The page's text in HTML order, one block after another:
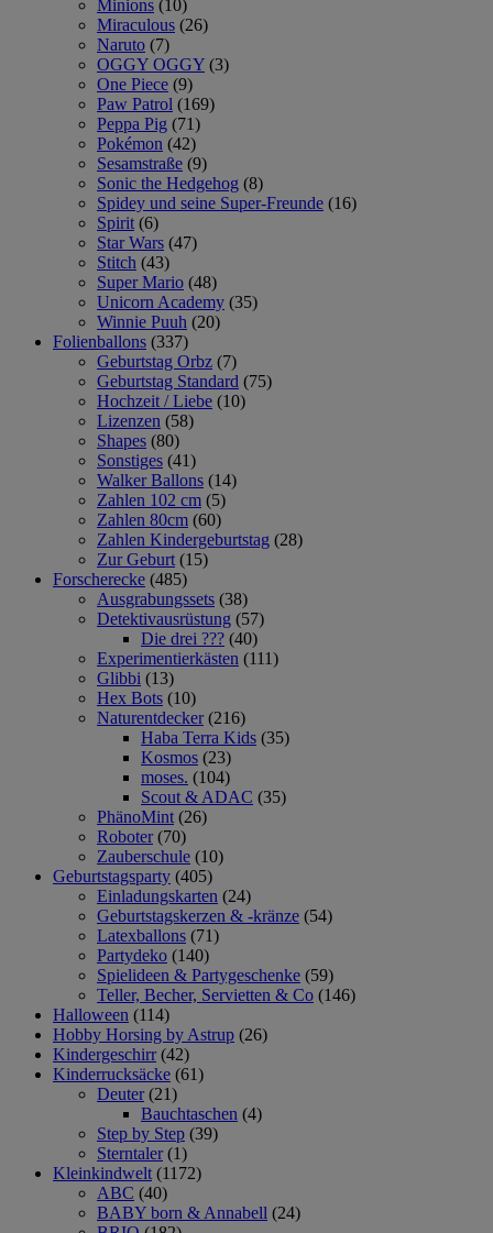
Minions (10)
Miraculous (26)
Naruto (7)
OGGY OGGY (3)
One Piece (9)
Paw Patrol (169)
Peppa Pig (71)
Pokémon (42)
Sesamstraße (9)
Sonic the Hedgehog (8)
Spidey und seine Super-Freunde (16)
Spirit (6)
Star Wars (47)
Stitch (43)
Super Mario (48)
Unicorn Academy (35)
Winnie Puuh (20)
Folienballons (337)
Geburtstag Orbz (7)
Geburtstag Standard (75)
Hochzeit / Liebe (10)
Lizenzen (58)
Shapes (80)
Sonstiges (41)
Walker Ballons (14)
Zahlen 102 cm (5)
Zahlen 80cm (60)
Zahlen Kindergeburtstag (28)
Zur Geburt (15)
Forscherecke (485)
Ausgrabungssets (38)
Detektivausrüstung (57)
Die drei ??? (40)
Experimentierkästen (111)
Glibbi (13)
Hex Bots (10)
Naturentdecker (216)
Haba Terra Kids (35)
Kosmos (23)
moses. (104)
Scout & ADAC (35)
PhänoMint (26)
Roboter (70)
Zauberschule (10)
Geburtstagsparty (405)
Einladungskarten (24)
Geburtstagskerzen & -kränze (54)
Latexballons (71)
Partydeko (140)
Spielideen & Partygeschenke (59)
Teller, Becher, Servietten & Co (146)
Halloween (114)
Hobby Horsing by Astrup (26)
Kindergeschirr (42)
Kinderrucksäcke (61)
Deuter (21)
Bauchtaschen (4)
Step by Step (39)
Sterntaler (1)
Kleinkindwelt (1172)
ABC (40)
BABY born & Annabell (24)